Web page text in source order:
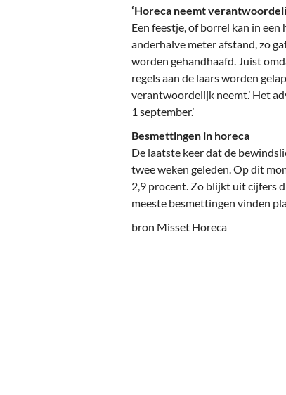
‘Horeca neemt
Een feestje, of borrel kan in
anderhalve meter afstand, zo
worden gehandhaafd. Juist
regels aan de laars worden
verantwoordelijk neemt.’ Het
1 september.’
Besmettingen in horeca
De laatste keer dat de
twee weken geleden. Op dit
2,9 procent. Zo blijkt uit cijfers
meeste besmettingen vinden
bron Misset Horeca